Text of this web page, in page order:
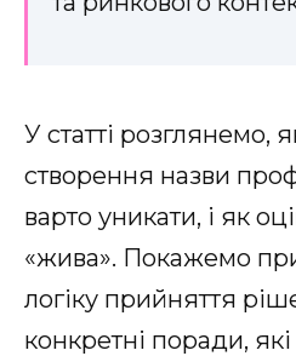
У статті розглянемо,
створення назви
варто уникати, і як
«жива». Покажемо
логіку прийняття
конкретні поради,